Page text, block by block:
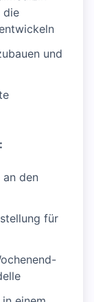
die
und
an den
für